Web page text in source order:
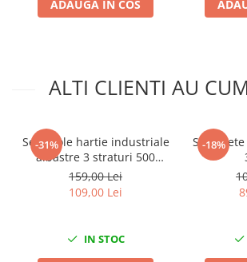
Sisteme de ridicare si sustinere
Surubelnite Si Biti
Truse de surubelnite
Vulcanizare
Masini de dejantat roti
Masini de echilibrat roti
Scule Vulcanizare
ADAUGA IN COS
ALTI CLIENTI AU
-31%
Set 2 role hartie industriale
albastre 3 straturi 500
portii,170M/rola 34x22cm
Mega Blue
159,00 Lei
109,00 Lei
IN STOC
-18%
Set